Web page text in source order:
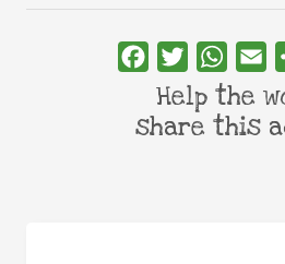
FacebookTwitter
Help the
share this